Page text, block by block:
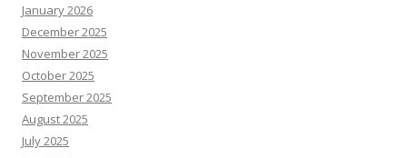
January 2026
December 2025
November 2025
October 2025
September 2025
August 2025
July 2025